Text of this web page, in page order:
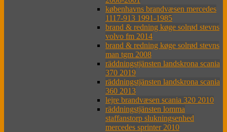
københavns brandvæsen mercedes
1117-913 1991-1985
brand & redning køge solrød stevns
volvo fm 2014
brand & redning køge solrød stevns
man tgm 2008
räddningstjänsten landskrona scania
370 2019
räddningstjänsten landskrona scania
360 2013
lejre brandvæsen scania 320 2010
räddningstjänsten lomma
staffanstorp slukningsenhed
mercedes sprinter 2010